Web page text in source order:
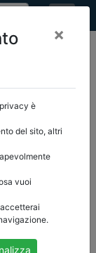
×
è
del sito, altri
vuoi